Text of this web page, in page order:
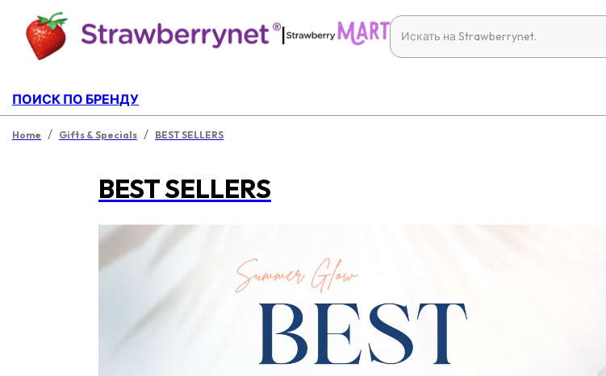
|
ПОИСК ПО БРЕНДУ
Home / Gifts & Specials / BEST SELLERS
BEST SELLERS